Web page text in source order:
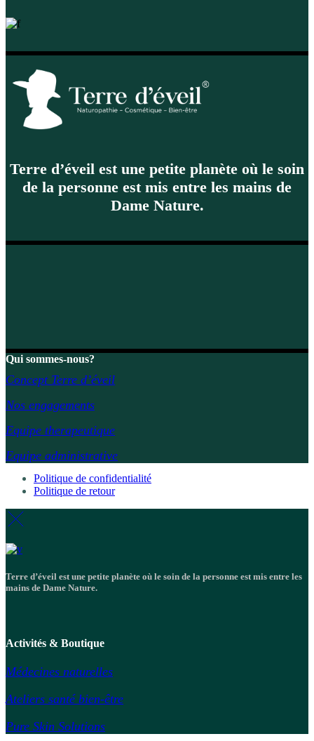
Terre d’éveil est une petite planète où le soin
de la personne est mis entre les mains de
Dame Nature.
Qui sommes-nous?
Concept Terre d’éveil
Nos engagements
Equipe therapeutique
Equipe administrative
Politique de confidentialité
Politique de retour
Terre d’éveil est une petite planète où le soin de la personne est mis entre les
mains de Dame Nature.
Activités & Boutique
Médecines naturelles
Ateliers santé bien-être
Pure Skin Solutions